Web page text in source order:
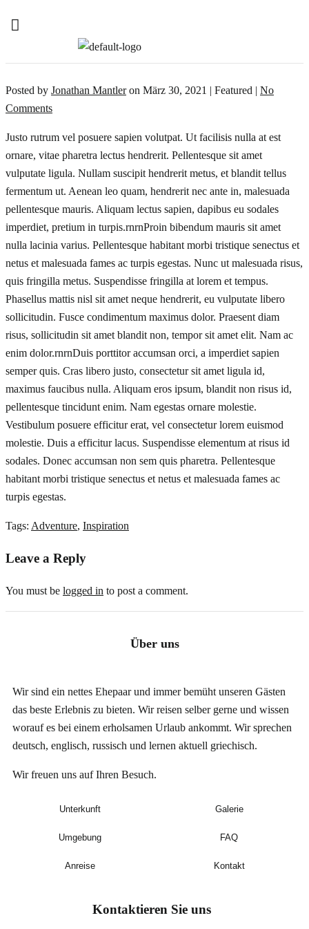
Posted by Jonathan Mantler on März 30, 2021 | Featured | No
Comments
Justo rutrum vel posuere sapien volutpat. Ut facilisis nulla at est
ornare, vitae pharetra lectus hendrerit. Pellentesque sit amet
vulputate ligula. Nullam suscipit hendrerit metus, et blandit tellus
fermentum ut. Aenean leo quam, hendrerit nec ante in, malesuada
pellentesque mauris. Aliquam lectus sapien, dapibus eu sodales
imperdiet, pretium in turpis.rnrnProin bibendum mauris sit amet
nulla lacinia varius. Pellentesque habitant morbi tristique senectus et
netus et malesuada fames ac turpis egestas. Nunc ut malesuada risus,
quis fringilla metus. Suspendisse fringilla at lorem et tempus.
Phasellus mattis nisl sit amet neque hendrerit, eu vulputate libero
sollicitudin. Fusce condimentum maximus dolor. Praesent diam
risus, sollicitudin sit amet blandit non, tempor sit amet elit. Nam ac
enim dolor.rnrnDuis porttitor accumsan orci, a imperdiet sapien
semper quis. Cras libero justo, consectetur sit amet ligula id,
maximus faucibus nulla. Aliquam eros ipsum, blandit non risus id,
pellentesque tincidunt enim. Nam egestas ornare molestie.
Vestibulum posuere efficitur erat, vel consectetur lorem euismod
molestie. Duis a efficitur lacus. Suspendisse elementum at risus id
sodales. Donec accumsan non sem quis pharetra. Pellentesque
habitant morbi tristique senectus et netus et malesuada fames ac
turpis egestas.
Tags: Adventure, Inspiration
Leave a Reply
You must be logged in to post a comment.
Über uns
Wir sind ein nettes Ehepaar und immer bemüht unseren Gästen
das beste Erlebnis zu bieten. Wir reisen selber gerne und wissen
worauf es bei einem erholsamen Urlaub ankommt. Wir sprechen
deutsch, englisch, russisch und lernen aktuell griechisch.
Wir freuen uns auf Ihren Besuch.
Unterkunft
Umgebung
Anreise
Galerie
FAQ
Kontakt
Kontaktieren Sie uns